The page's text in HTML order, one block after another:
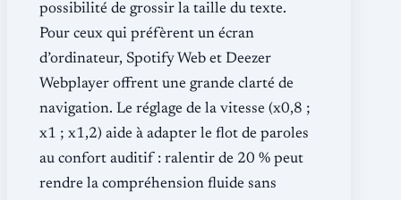
possibilité de grossir la taille du texte.
Pour ceux qui préfèrent un écran
d’ordinateur, Spotify Web et Deezer
Webplayer offrent une grande clarté de
navigation. Le réglage de la vitesse (x0,8 ;
x1 ; x1,2) aide à adapter le flot de paroles
au confort auditif : ralentir de 20 % peut
rendre la compréhension fluide sans